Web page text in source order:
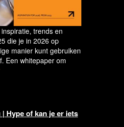
trends en
die je in 2026 op
manier kunt gebruiken
Een whitepaper om
Hype of kan je er iets